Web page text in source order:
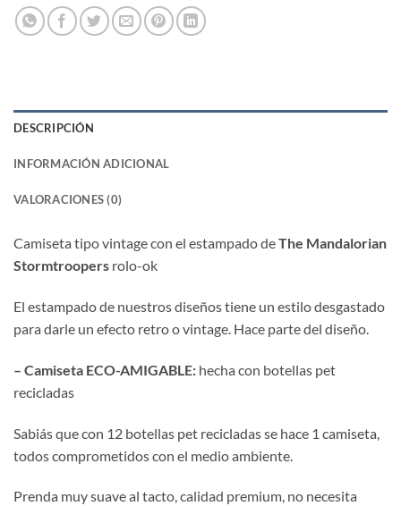
DESCRIPCIÓN
INFORMACIÓN ADICIONAL
VALORACIONES (0)
Camiseta tipo vintage con el estampado deThe Mandalorian
Stormtroopers rolo-ok
El estampado de nuestros diseños tiene un estilo desgastado
para darle un efecto retro o vintage. Hace parte del diseño.
– Camiseta ECO-AMIGABLE: hecha con botellas pet
recicladas
Sabiás que con 12 botellas pet recicladas se hace 1 camiseta,
todos comprometidos con el medio ambiente.
Prenda muy suave al tacto, calidad premium, no necesita